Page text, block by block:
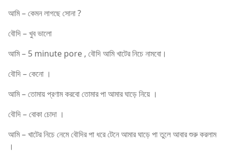
আমি – কেমন লাগছে সোনা ?
বৌদি – খুব ভালো
আমি – 5 minute pore , বৌদি আমি খাটের নিচে নামবো।
বৌদি – কেনো ।
আমি – তোমায় প্রণাম করবো তোমার পা আমার ঘাড়ে নিয়ে ।
বৌদি – বোকা চোদা ।
আমি – খাটের নিচে নেমে বৌদির পা ধরে টেনে আমার ঘাড়ে পা তুলে আবার শুরু করলাম
।